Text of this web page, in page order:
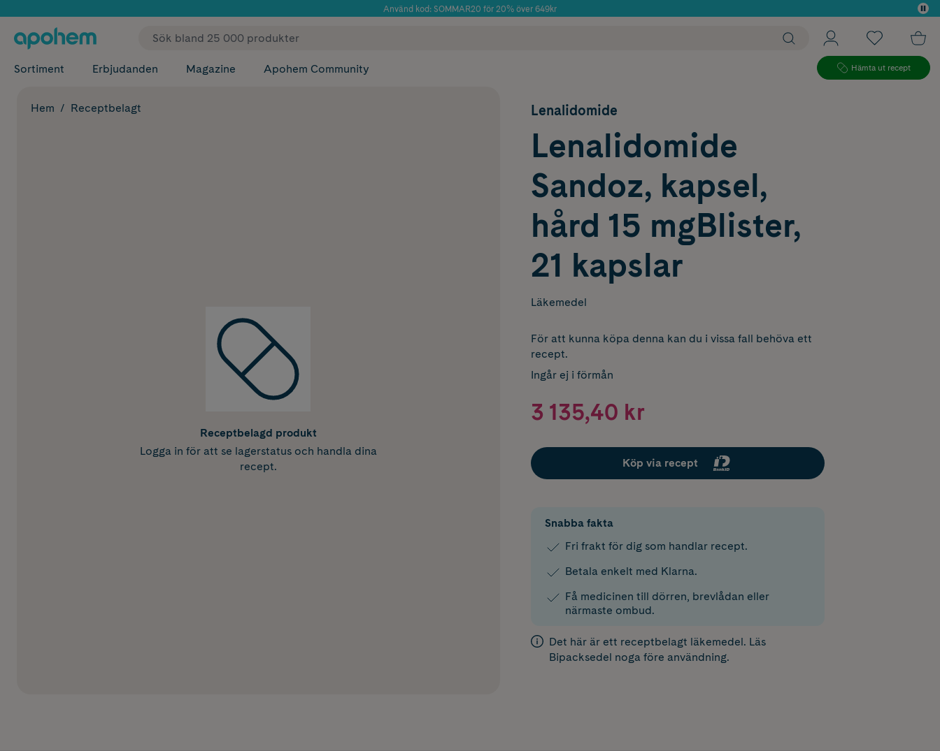
Använd kod: SOMMAR20 för 20% över 649kr
✓ Fri frakt
Sortiment Erbjudanden Magazine Apohem Community Hämta ut recept
Hem Receptbelagt
Receptbelagd produkt
Logga in för att se lagerstatus och handla dina
recept.
Lenalidomide
Lenalidomide
Sandoz, kapsel,
hård 15 mgBlister,
21 kapslar
Läkemedel
För att kunna köpa denna kan du i vissa fall behöva ett
recept.
Ingår ej i förmån
3 135,40 kr
Köp via recept
Snabba fakta
Fri frakt för dig som handlar recept.
Betala enkelt med Klarna.
Få medicinen till dörren, brevlådan eller
närmaste ombud.
Det här är ett receptbelagt läkemedel. Läs
Bipacksedel noga före användning.